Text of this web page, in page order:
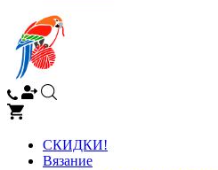
СКИДКИ!
Вязание